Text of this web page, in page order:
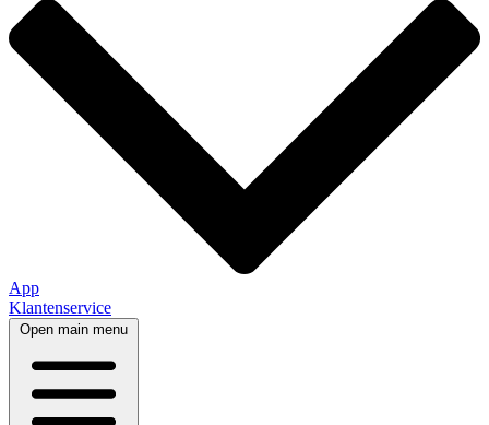
App
Klantenservice
Open main menu